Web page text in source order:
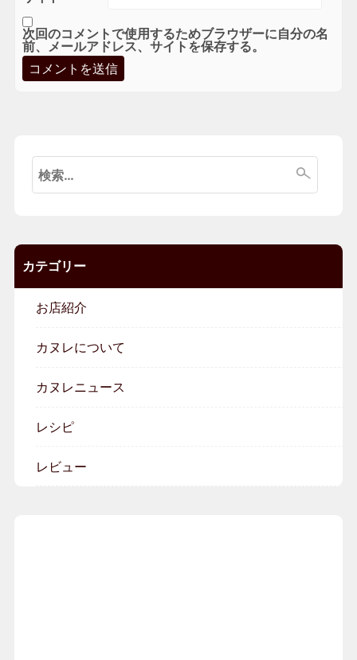
次回のコメントで使用するためブラウザーに自分の名
前、メールアドレス、サイトを保存する。
検
索:
カテゴリー
お店紹介
カヌレについて
カヌレニュース
レシピ
レビュー